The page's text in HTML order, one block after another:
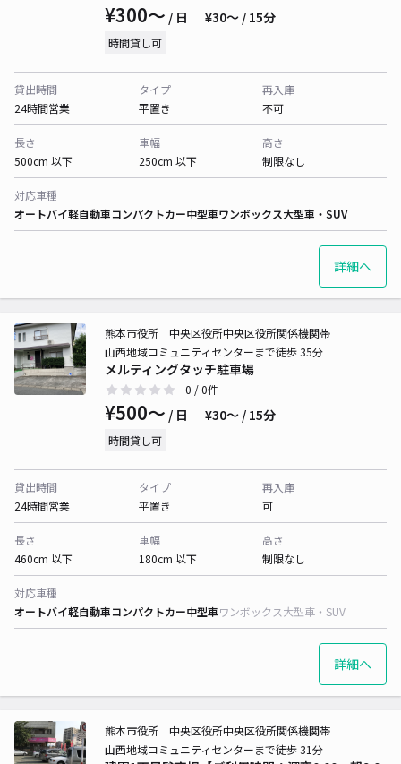
¥300〜 / 日 ¥30〜 / 15分
時間貸し可
貸出時間
24時間営業
タイプ
平置き
再入庫
不可
長さ
500cm 以下
車幅
250cm 以下
高さ
制限なし
対応車種
オートバイ軽自動車コンパクトカー中型車ワンボックス大型車・SUV
詳細へ
メルティングタッチ駐車場
熊本市役所 中央区役所中央区役所関係機関帯
山西地域コミュニティセンターまで徒歩 35分
0 / 0件
¥500〜 / 日 ¥30〜 / 15分
時間貸し可
貸出時間
24時間営業
タイプ
平置き
再入庫
可
長さ
460cm 以下
車幅
180cm 以下
高さ
制限なし
対応車種
オートバイ軽自動車コンパクトカー中型車ワンボックス大型車・SUV
詳細へ
熊本市役所 中央区役所中央区役所関係機関帯
山西地域コミュニティセンターまで徒歩 31分